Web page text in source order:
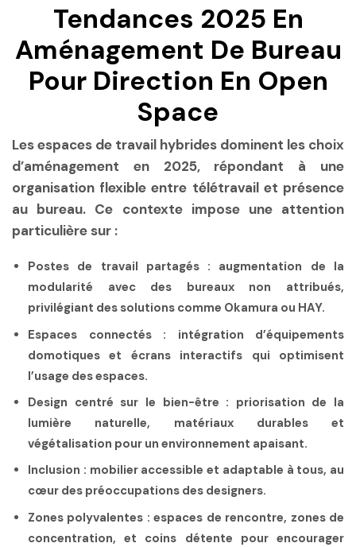
Tendances 2025 En
Aménagement De Bureau
Pour Direction En Open
Space
Les espaces de travail hybrides dominent les choix
d’aménagement en 2025, répondant à une
organisation flexible entre télétravail et présence
au bureau. Ce contexte impose une attention
particulière sur :
Postes de travail partagés : augmentation de la
modularité avec des bureaux non attribués,
privilégiant des solutions comme Okamura ou HAY.
Espaces connectés : intégration d’équipements
domotiques et écrans interactifs qui optimisent
l’usage des espaces.
Design centré sur le bien-être : priorisation de la
lumière naturelle, matériaux durables et
végétalisation pour un environnement apaisant.
Inclusion : mobilier accessible et adaptable à tous, au
cœur des préoccupations des designers.
Zones polyvalentes : espaces de rencontre, zones de
concentration, et coins détente pour encourager